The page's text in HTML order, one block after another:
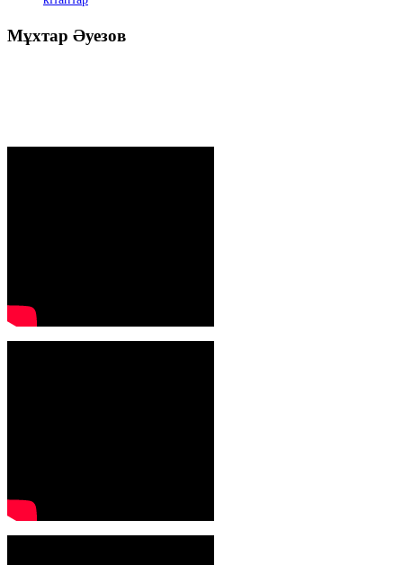
Мұхтар Әуезов